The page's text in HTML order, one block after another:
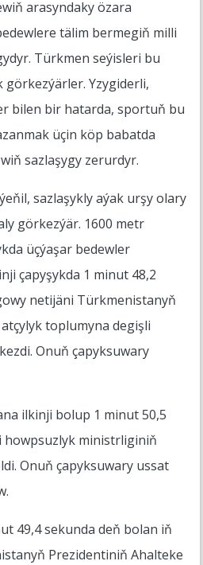
arasyndaky özara
tälim bermegiň milli
Türkmen seýisleri bu
Yzygiderli,
bilen bir hatarda, sportuň bu
üçin köp babatda
sazlaşygy zerurdyr.
sazlaşykly aýak urşy olary
görkezýär. 1600 metr
üçýaşar bedewler
çapyşykda 1 minut 48,2
netijäni Türkmenistanyň
toplumyna degişli
Onuň çapyksuwary
ilkinji bolup 1 minut 50,5
ministrliginiň
Onuň çapyksuwary ussat
49,4 sekunda deň bolan iň
Prezidentiniň Ahalteke